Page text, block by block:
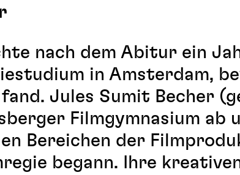
nach dem Abitur ein
in Amsterdam,
Jules Sumit Becher
Filmgymnasium ab
Bereichen der
begann. Ihre